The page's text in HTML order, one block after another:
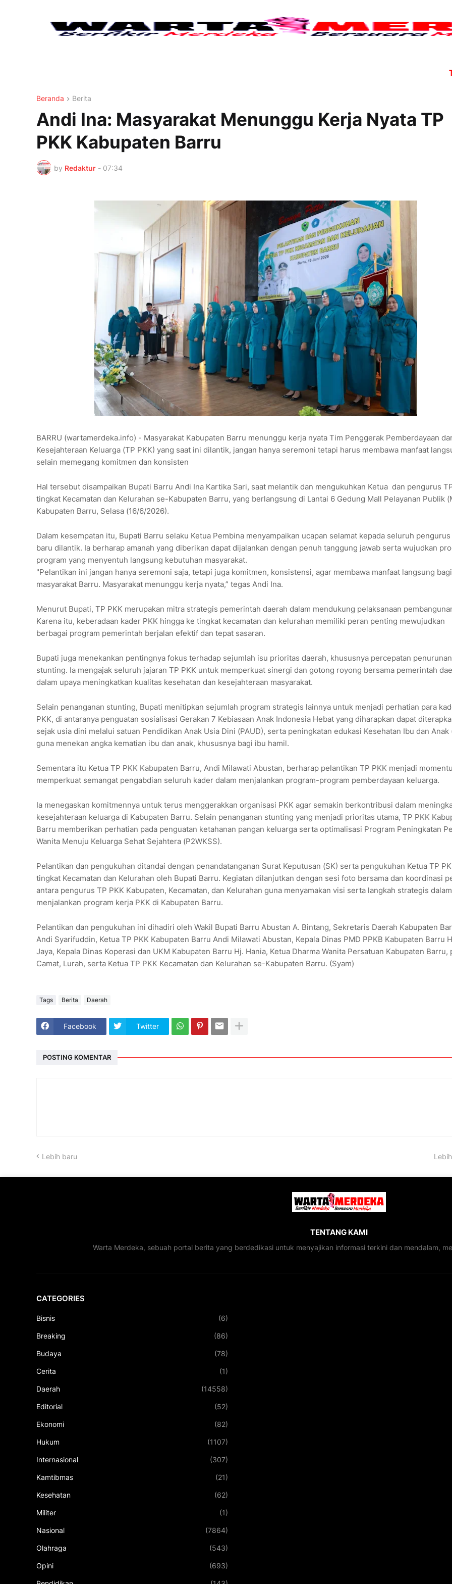
Tujuh
Beranda Berita
Andi Ina: Masyarakat Menunggu Kerja Nyata TP
PKK Kabupaten Barru
by Redaktur - 07:34
BARRU (wartamerdeka.info) - Masyarakat Kabupaten Barru menunggu kerja nyata Tim Penggerak Pemberdayaan
Kesejahteraan Keluarga (TP PKK) yang saat ini dilantik, jangan hanya seremoni tetapi harus membawa manfaat
selain memegang komitmen dan konsisten
Hal tersebut disampaikan Bupati Barru Andi Ina Kartika Sari, saat melantik dan mengukuhkan Ketua dan pengurus
tingkat Kecamatan dan Kelurahan se-Kabupaten Barru, yang berlangsung di Lantai 6 Gedung Mall Pelayanan Publik
Kabupaten Barru, Selasa (16/6/2026).
Dalam kesempatan itu, Bupati Barru selaku Ketua Pembina menyampaikan ucapan selamat kepada seluruh pengurus
baru dilantik. Ia berharap amanah yang diberikan dapat dijalankan dengan penuh tanggung jawab serta wujudkan
program yang menyentuh langsung kebutuhan masyarakat.
"Pelantikan ini jangan hanya seremoni saja, tetapi juga komitmen, konsistensi, agar membawa manfaat langsung bagi
masyarakat Barru. Masyarakat menunggu kerja nyata,” tegas Andi Ina.
Menurut Bupati, TP PKK merupakan mitra strategis pemerintah daerah dalam mendukung pelaksanaan
Karena itu, keberadaan kader PKK hingga ke tingkat kecamatan dan kelurahan memiliki peran penting mewujudkan
berbagai program pemerintah berjalan efektif dan tepat sasaran.
Bupati juga menekankan pentingnya fokus terhadap sejumlah isu prioritas daerah, khususnya percepatan
stunting. Ia mengajak seluruh jajaran TP PKK untuk memperkuat sinergi dan gotong royong bersama pemerintah
dalam upaya meningkatkan kualitas kesehatan dan kesejahteraan masyarakat.
Selain penanganan stunting, Bupati menitipkan sejumlah program strategis lainnya untuk menjadi perhatian para
PKK, di antaranya penguatan sosialisasi Gerakan 7 Kebiasaan Anak Indonesia Hebat yang diharapkan dapat
sejak usia dini melalui satuan Pendidikan Anak Usia Dini (PAUD), serta peningkatan edukasi Kesehatan Ibu dan Anak
guna menekan angka kematian ibu dan anak, khususnya bagi ibu hamil.
Sementara itu Ketua TP PKK Kabupaten Barru, Andi Milawati Abustan, berharap pelantikan TP PKK menjadi
memperkuat semangat pengabdian seluruh kader dalam menjalankan program-program pemberdayaan keluarga.
Ia menegaskan komitmennya untuk terus menggerakkan organisasi PKK agar semakin berkontribusi dalam
kesejahteraan keluarga di Kabupaten Barru. Selain penanganan stunting yang menjadi prioritas utama, TP PKK
Barru memberikan perhatian pada penguatan ketahanan pangan keluarga serta optimalisasi Program Peningkatan
Wanita Menuju Keluarga Sehat Sejahtera (P2WKSS).
Pelantikan dan pengukuhan ditandai dengan penandatanganan Surat Keputusan (SK) serta pengukuhan Ketua TP
tingkat Kecamatan dan Kelurahan oleh Bupati Barru. Kegiatan dilanjutkan dengan sesi foto bersama dan koordinasi
antara pengurus TP PKK Kabupaten, Kecamatan, dan Kelurahan guna menyamakan visi serta langkah strategis dalam
menjalankan program kerja PKK di Kabupaten Barru.
Pelantikan dan pengukuhan ini dihadiri oleh Wakil Bupati Barru Abustan A. Bintang, Sekretaris Daerah Kabupaten
Andi Syarifuddin, Ketua TP PKK Kabupaten Barru Andi Milawati Abustan, Kepala Dinas PMD PPKB Kabupaten Barru
Jaya, Kepala Dinas Koperasi dan UKM Kabupaten Barru Hj. Hania, Ketua Dharma Wanita Persatuan Kabupaten Barru,
Camat, Lurah, serta Ketua TP PKK Kecamatan dan Kelurahan se-Kabupaten Barru. (Syam)
Tags Berita Daerah
Facebook Twitter
POSTING KOMENTAR
Lebih baru
TENTANG KAMI
Warta Merdeka, sebuah portal berita yang berdedikasi untuk menyajikan informasi terkini dan mendalam,
CATEGORIES
Bisnis (6)
Breaking (86)
Budaya (78)
Cerita (1)
Daerah (14558)
Editorial (52)
Ekonomi (82)
Hukum (1107)
Internasional (307)
Kamtibmas (21)
Kesehatan (62)
Militer (1)
Nasional (7864)
Olahraga (543)
Opini (693)